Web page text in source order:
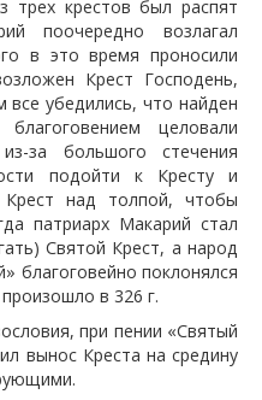
трех крестов был распят
поочередно возлагал
в это время проносили
Крест Господень,
убедились, что найден
целовали
за большого стечения
подойти к Кресту и
Крест над толпой, чтобы
патриарх Макарий стал
Святой Крест, а народ
благоговейно поклонялся
в 326 г.
при пении «Святый
вынос Креста на средину